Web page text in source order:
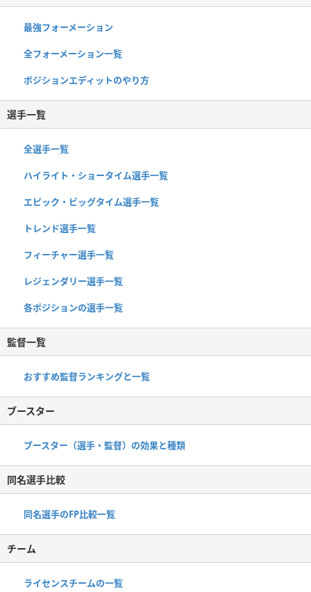
最強フォーメーション
全フォーメーション一覧
ポジションエディットのやり方
選手一覧
全選手一覧
ハイライト・ショータイム選手一覧
エピック・ビッグタイム選手一覧
トレンド選手一覧
フィーチャー選手一覧
レジェンダリー選手一覧
各ポジションの選手一覧
監督一覧
おすすめ監督ランキングと一覧
ブースター
ブースター（選手・監督）の効果と種類
同名選手比較
同名選手のFP比較一覧
チーム
ライセンスチームの一覧